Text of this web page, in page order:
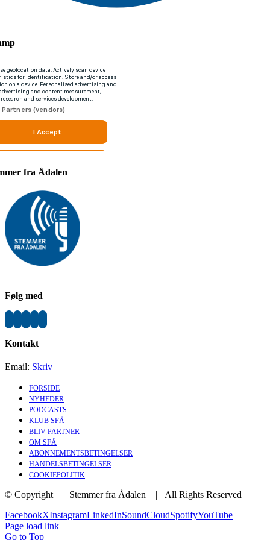
fra Ådalen
Følg med
Kontakt
Email: Skriv
FORSIDE
NYHEDER
PODCASTS
KLUB SFÅ
BLIV PARTNER
OM SFÅ
ABONNEMENTSBETINGELSER
HANDELSBETINGELSER
COOKIEPOLITIK
© Copyright | Stemmer fra Ådalen
| All Rights Reserved
FacebookXInstagramLinkedInSoundCloudSpotifyYouTube
Page load link
Go to Top